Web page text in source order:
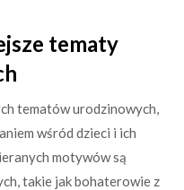
tematy
tematów urodzinowych,
wśród dzieci i ich
motywów są
takie jak bohaterowie z